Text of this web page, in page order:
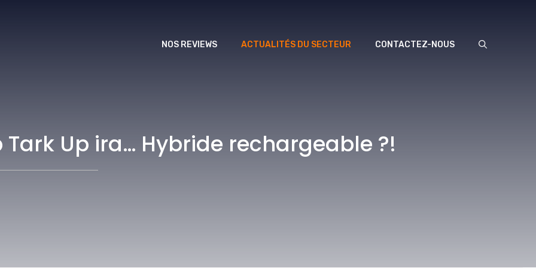
NOS REVIEWS ACTUALITÉS DU SECTEUR CONTACTEZ-NOUS
Tark Up ira… Hybride rechargeable ?!